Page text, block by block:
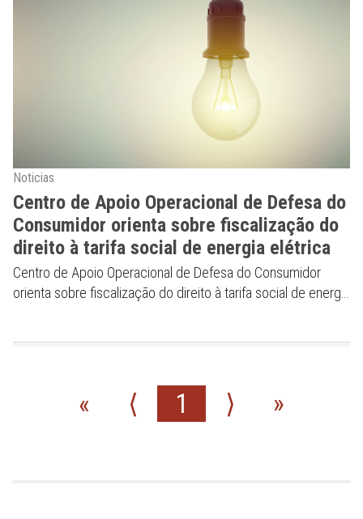
Noticias
Centro de Apoio Operacional de Defesa do
Consumidor orienta sobre fiscalização do
direito à tarifa social de energia elétrica
Centro de Apoio Operacional de Defesa do Consumidor
orienta sobre fiscalização do direito à tarifa social de energia
« ⟨ 1 ⟩ »